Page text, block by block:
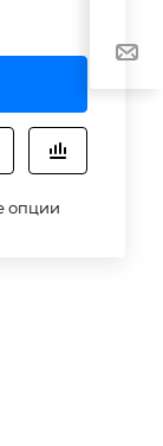
опции